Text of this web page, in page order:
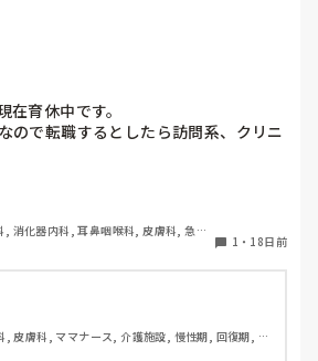
心配してくれていましたがあまりにも
全く違う職種についたほうがいいので
が続きましたし、7ヶ月目で復職できま
もあるのか、仕事に行けないくらい体調
頑張るのは早いと思ってしまいました。
を辞めるか否かは考える必要はないと思
も傷は癒えてない状況だと思うので、少
はないでしょうか？
入職して、あまりにも体調を崩すので非常
す。少しづつ勤務回数を増やして、いず
です。)
ますよう祈っています。
育休中です。
ので転職するとしたら訪問系、クリニ
など)、健診センター、企業看護師な
などでも働きやすい職場は理想です。
な感じでしょうか。
りも訪問診療の方が興味があります。
意見伺えればと思います。
, 消化器内科, 耳鼻咽喉科, 皮膚科, 急性
1 ・ 18日前
, 皮膚科, ママナース, 介護施設, 慢性期, 回復期, 終